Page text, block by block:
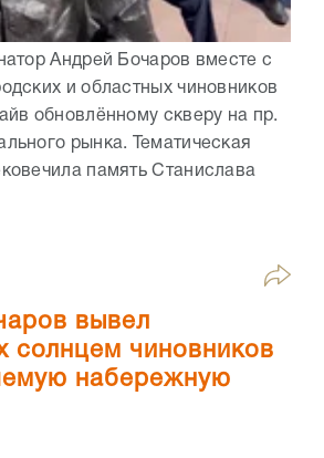
Андрей Бочаров вместе с
и областных чиновников
обновлённому скверу на пр.
рынка. Тематическая
память Станислава
вывел
солнцем чиновников
набережную